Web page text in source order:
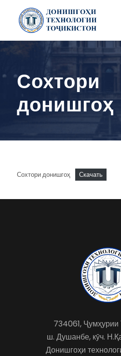
Сохтори
донишгоҳ
Сохтори донишгоҳ Скачать
734061, Ҷумҳурии
ш. Душанбе, кӯч.
Донишгоҳи